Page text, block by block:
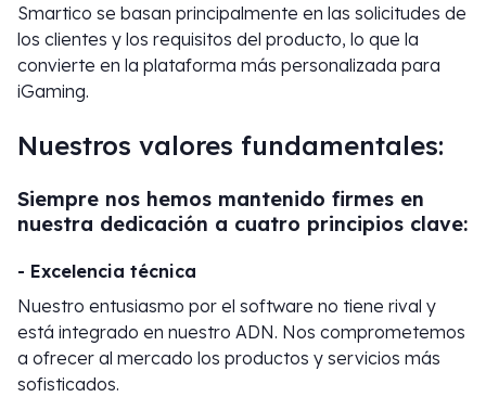
Smartico se basan principalmente en las solicitudes de
los clientes y los requisitos del producto, lo que la
convierte en la plataforma más personalizada para
iGaming.
Nuestros valores fundamentales:
Siempre nos hemos mantenido firmes en
nuestra dedicación a cuatro principios clave:
- Excelencia técnica
Nuestro entusiasmo por el software no tiene rival y
está integrado en nuestro ADN. Nos comprometemos
a ofrecer al mercado los productos y servicios más
sofisticados.